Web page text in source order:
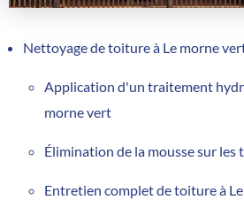
Nettoyage de toiture à Le morne
Application d'un traitement
morne vert
Élimination de la mousse sur les
Entretien complet de toiture à